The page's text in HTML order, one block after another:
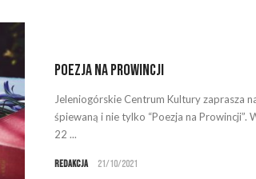
Poezja na Prowincji
Jeleniogórskie Centrum Kultury zaprasza
śpiewaną i nie tylko “Poezja na Prowincji”.
22 ...
Redakcja 21/10/2021